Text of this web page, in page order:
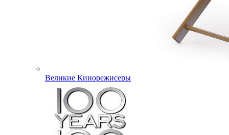
Великие Кинорежисеры